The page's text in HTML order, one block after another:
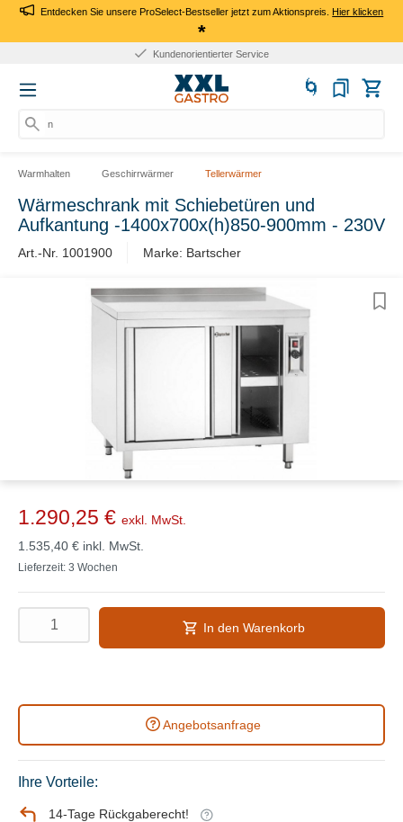
Entdecken Sie unsere ProSelect-Bestseller jetzt zum Aktionspreis.Hier klicken
*
Kundenorientierter Service
nac
Warmhalten Geschirrwärmer Tellerwärmer
Wärmeschrank mit Schiebetüren und
Aufkantung -1400x700x(h)850-900mm - 230V
Art.-Nr. 1001900 Marke: Bartscher
1.290,25 € exkl. MwSt.
1.535,40 € inkl. MwSt.
Lieferzeit: 3 Wochen
In den Warenkorb
Angebotsanfrage
Ihre Vorteile:
14-Tage Rückgaberecht!